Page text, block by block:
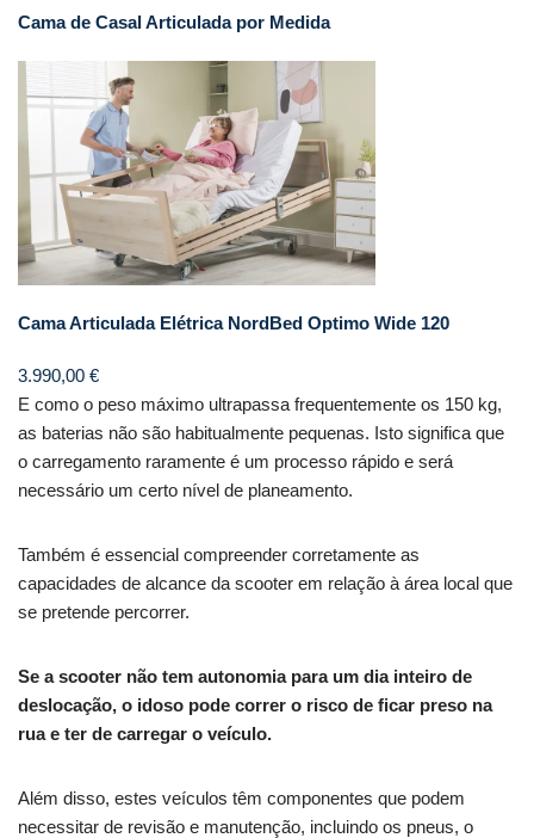
Cama de Casal Articulada por Medida
Cama Articulada Elétrica NordBed Optimo Wide 120
3.990,00 €
E como o peso máximo ultrapassa frequentemente os 150 kg,
as baterias não são habitualmente pequenas. Isto significa que
o carregamento raramente é um processo rápido e será
necessário um certo nível de planeamento.
Também é essencial compreender corretamente as
capacidades de alcance da scooter em relação à área local que
se pretende percorrer.
Se a scooter não tem autonomia para um dia inteiro de
deslocação, o idoso pode correr o risco de ficar preso na
rua e ter de carregar o veículo.
Além disso, estes veículos têm componentes que podem
necessitar de revisão e manutenção, incluindo os pneus, o